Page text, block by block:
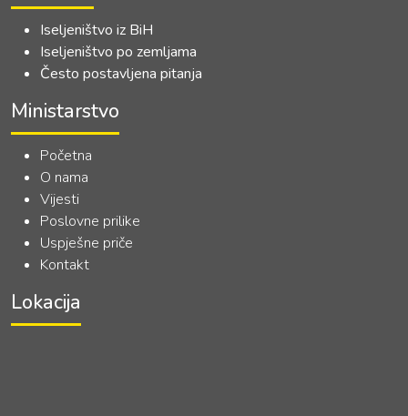
Iseljeništvo iz BiH
Iseljeništvo po zemljama
Često postavljena pitanja
Ministarstvo
Početna
O nama
Vijesti
Poslovne prilike
Uspješne priče
Kontakt
Lokacija